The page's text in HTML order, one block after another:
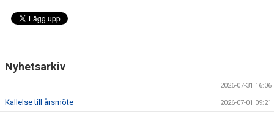
Nyhetsarkiv
2026-07-31 16:06
Kallelse till årsmöte 2026-07-01 09:21